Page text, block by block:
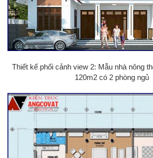
Thiết kế phối cảnh view 2: Mẫu nhà nông
120m2 có 2 phòng ngủ